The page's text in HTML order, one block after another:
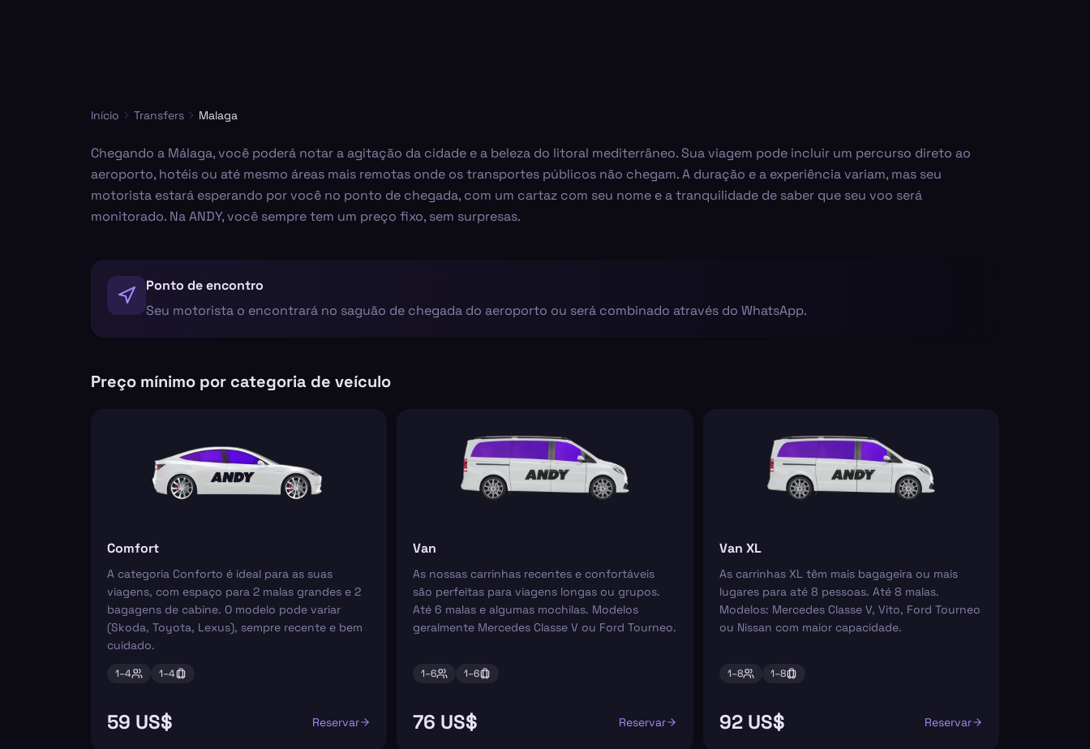
Início Transfers Malaga
Chegando a Málaga, você poderá notar a agitação da cidade e a beleza do litoral mediterrâneo. Sua viagem pode incluir um percurso direto ao
aeroporto, hotéis ou até mesmo áreas mais remotas onde os transportes públicos não chegam. A duração e a experiência variam, mas seu
motorista estará esperando por você no ponto de chegada, com um cartaz com seu nome e a tranquilidade de saber que seu voo será
monitorado. Na ANDY, você sempre tem um preço fixo, sem surpresas.
Ponto de encontro
Seu motorista o encontrará no saguão de chegada do aeroporto ou será combinado através do WhatsApp.
Preço mínimo por categoria de veículo
Comfort
A categoria Conforto é ideal para as suas
viagens, com espaço para 2 malas grandes e 2
bagagens de cabine. O modelo pode variar
(Skoda, Toyota, Lexus), sempre recente e bem
cuidado.
1–4 1–4
59 US$ Reservar
Van
As nossas carrinhas recentes e confortáveis
são perfeitas para viagens longas ou grupos.
Até 6 malas e algumas mochilas. Modelos
geralmente Mercedes Classe V ou Ford Tourneo.
1–6 1–6
76 US$ Reservar
Van XL
As carrinhas XL têm mais bagageira ou mais
lugares para até 8 pessoas. Até 8 malas.
Modelos: Mercedes Classe V, Vito, Ford Tourneo
ou Nissan com maior capacidade.
1–8 1–8
92 US$ Reservar